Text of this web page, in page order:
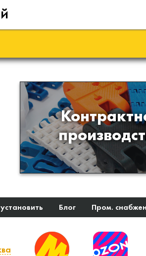
Производство
пластиков и
образцам либо
Блог Пром.